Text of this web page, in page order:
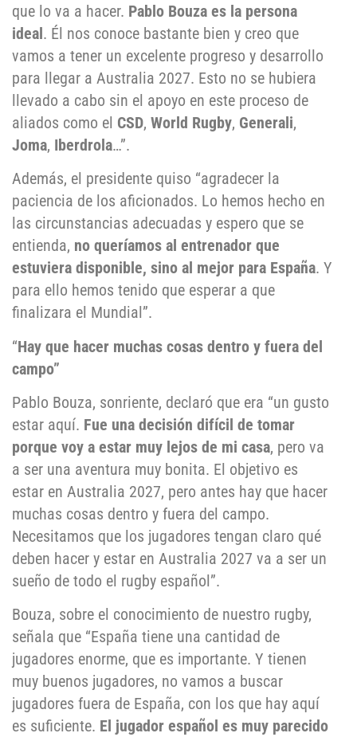
que lo va a hacer. Pablo Bouza es la persona
ideal. Él nos conoce bastante bien y creo que
vamos a tener un excelente progreso y desarrollo
para llegar a Australia 2027. Esto no se hubiera
llevado a cabo sin el apoyo en este proceso de
aliados como el CSD, World Rugby, Generali,
Joma, Iberdrola…”.
Además, el presidente quiso “agradecer la
paciencia de los aficionados. Lo hemos hecho en
las circunstancias adecuadas y espero que se
entienda, no queríamos al entrenador que
estuviera disponible, sino al mejor para España. Y
para ello hemos tenido que esperar a que
finalizara el Mundial”.
“Hay que hacer muchas cosas dentro y fuera del
campo”
Pablo Bouza, sonriente, declaró que era “un gusto
estar aquí. Fue una decisión difícil de tomar
porque voy a estar muy lejos de mi casa, pero va
a ser una aventura muy bonita. El objetivo es
estar en Australia 2027, pero antes hay que hacer
muchas cosas dentro y fuera del campo.
Necesitamos que los jugadores tengan claro qué
deben hacer y estar en Australia 2027 va a ser un
sueño de todo el rugby español”.
Bouza, sobre el conocimiento de nuestro rugby,
señala que “España tiene una cantidad de
jugadores enorme, que es importante. Y tienen
muy buenos jugadores, no vamos a buscar
jugadores fuera de España, con los que hay aquí
es suficiente. El jugador español es muy parecido